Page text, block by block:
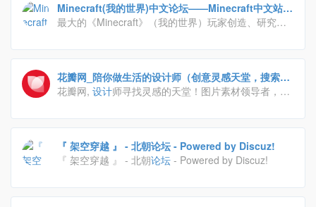
Minecraft(我的世界)中文论坛——Minecraft中文站,
我的世界中文论坛,我的世界论坛 -
最大的《Minecraft》（我的世界）玩家创造、研究、
最新最好玩的整合包、Mod，最炫酷的皮肤、材质包，
游戏心得。想了解我的世界怎么玩？在这里你可以找到
各路高手分享的游戏心得与教程。
花瓣网_陪你做生活的设计师（创意灵感天堂，搜索、
发现设计灵感、设计素材）
花瓣网, 设计师寻找灵感的天堂！图片素材领导者，帮
感,保存有用的素材,计划旅行,晒晒自己想要的东西
『 架空穿越 』 - 北朝论坛 - Powered by Discuz!
『 架空穿越 』 - 北朝论坛 - Powered by Discuz!